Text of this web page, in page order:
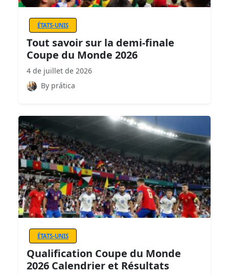
ÉTATS-UNIS
Tout savoir sur la demi-finale
Coupe du Monde 2026
4 de juillet de 2026
By prática
ÉTATS-UNIS
Qualification Coupe du Monde
2026 Calendrier et Résultats